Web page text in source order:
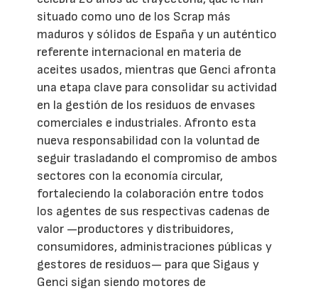
situado como uno de los Scrap más
maduros y sólidos de España y un auténtico
referente internacional en materia de
aceites usados, mientras que Genci afronta
una etapa clave para consolidar su actividad
en la gestión de los residuos de envases
comerciales e industriales. Afronto esta
nueva responsabilidad con la voluntad de
seguir trasladando el compromiso de ambos
sectores con la economía circular,
fortaleciendo la colaboración entre todos
los agentes de sus respectivas cadenas de
valor —productores y distribuidores,
consumidores, administraciones públicas y
gestores de residuos— para que Sigaus y
Genci sigan siendo motores de